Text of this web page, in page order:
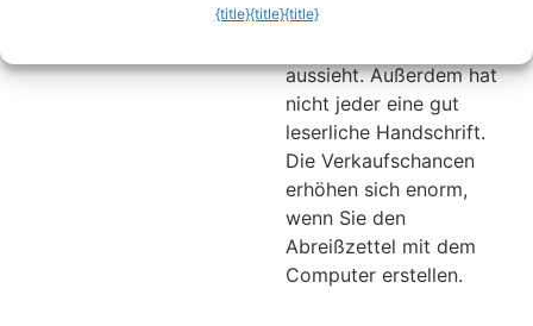
ersichtlich ist, wie der
aussieht. Außerdem hat
nicht jeder eine gut
leserliche Handschrift.
Die Verkaufschancen
erhöhen sich enorm,
wenn Sie den
Abreißzettel mit dem
Computer erstellen.
{title}{title}{title}